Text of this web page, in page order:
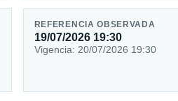
REFERENCIA OBSERVADA
19/07/2026 19:30
Vigencia: 20/07/2026 19:30